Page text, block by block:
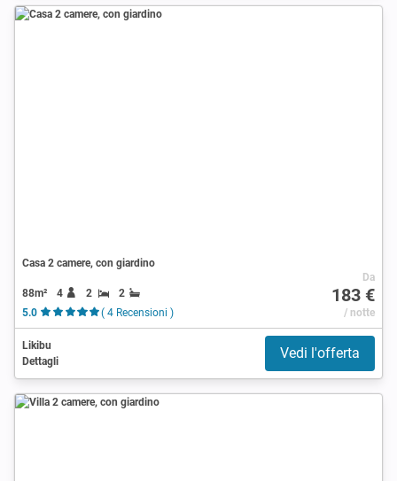
Casa 2 camere, con giardino
88m² 4 2
2
5.0
( 4 Recensioni )
Da
183 €
/ notte
Likibu
Dettagli
Vedi l'offerta